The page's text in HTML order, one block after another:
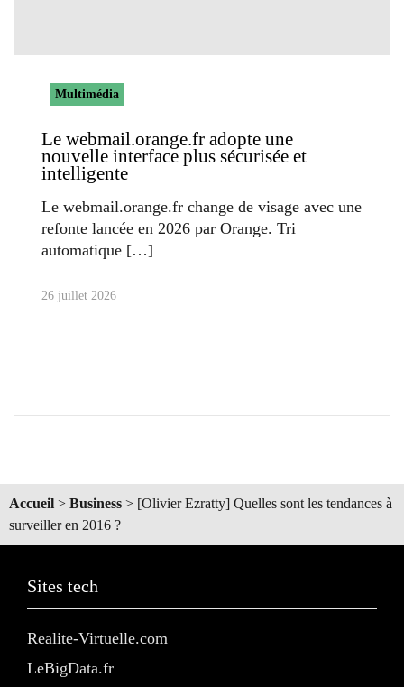
Multimédia
Le webmail.orange.fr adopte une
nouvelle interface plus sécurisée et
intelligente
Le webmail.orange.fr change de visage avec une
refonte lancée en 2026 par Orange. Tri
automatique
26 juillet 2026
Accueil > Business > [Olivier Ezratty] Quelles sont les tendances à
surveiller en 2016 ?
Sites tech
Realite-Virtuelle.com
LeBigData.fr